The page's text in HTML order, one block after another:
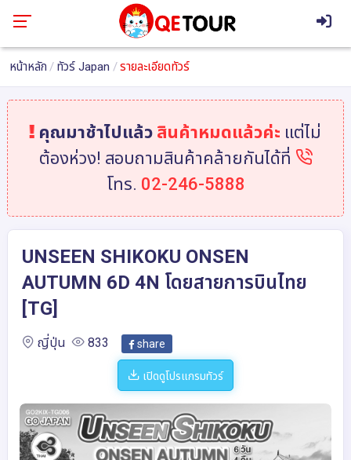
หน้าหลัก ทัวร์ Japan รายละเอียดทัวร์
คุณมาช้าไปแล้ว สินค้าหมดแล้วค่ะ แต่ไม่
ต้องห่วง! สอบถามสินค้าคล้ายกันได้ที่
โทร. 02-246-5888
UNSEEN SHIKOKU ONSEN
AUTUMN 6D 4N โดยสายการบินไทย
[TG]
ญี่ปุ่น 833 share
เปิดดูโปรแกรมทัวร์